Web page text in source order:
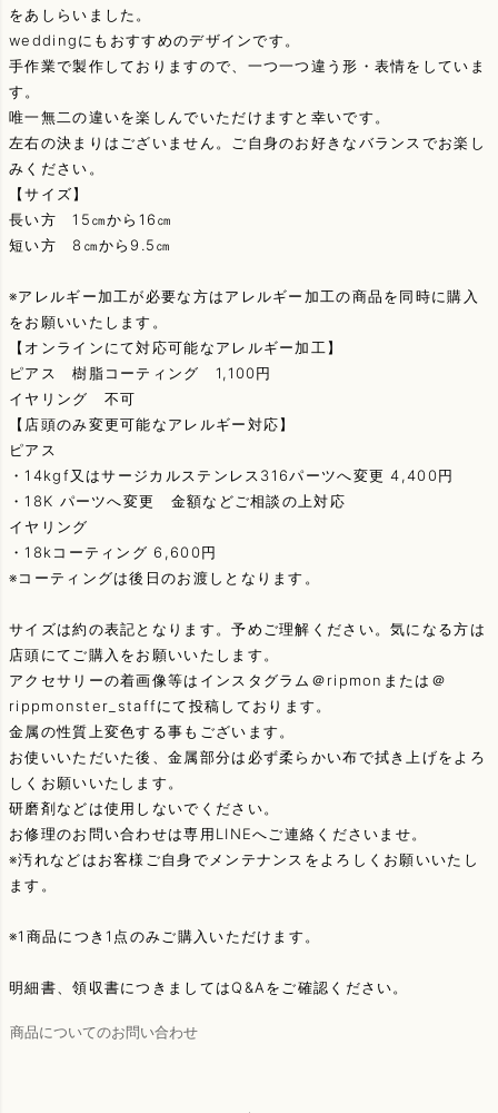
をあしらいました。
weddingにもおすすめのデザインです。
手作業で製作しておりますので、一つ一つ違う形・表情をしていま
す。
唯一無二の違いを楽しんでいただけますと幸いです。
左右の決まりはございません。ご自身のお好きなバランスでお楽し
みください。
【サイズ】
長い方 15㎝から16㎝
短い方 8㎝から9.5㎝
※アレルギー加工が必要な方はアレルギー加工の商品を同時に購入
をお願いいたします。
【オンラインにて対応可能なアレルギー加工】
ピアス 樹脂コーティング 1,100円
イヤリング 不可
【店頭のみ変更可能なアレルギー対応】
ピアス
・14kgf又はサージカルステンレス316パーツへ変更 4,400円
・18K パーツへ変更 金額などご相談の上対応
イヤリング
・18kコーティング 6,600円
※コーティングは後日のお渡しとなります。
サイズは約の表記となります。予めご理解ください。気になる方は
店頭にてご購入をお願いいたします。
アクセサリーの着画像等はインスタグラム＠ripmonまたは＠
rippmonster_staffにて投稿しております。
金属の性質上変色する事もございます。
お使いいただいた後、金属部分は必ず柔らかい布で拭き上げをよろ
しくお願いいたします。
研磨剤などは使用しないでください。
お修理のお問い合わせは専用LINEへご連絡くださいませ。
※汚れなどはお客様ご自身でメンテナンスをよろしくお願いいたし
ます。
※1商品につき1点のみご購入いただけます。
明細書、領収書につきましてはQ&Aをご確認ください。
商品についてのお問い合わせ